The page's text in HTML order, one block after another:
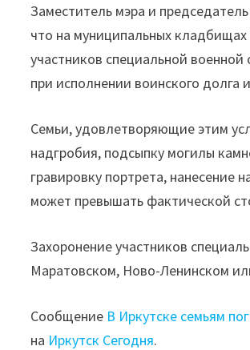
похороны"
Заместитель мэра и
что на муниципальных
участников специальной
при исполнении воинского долга
Семьи, удовлетворяющие этим
надгробия, подсыпку могилы
гравировку портрета, нанесение
может превышать фактической
Захоронение участников
Маратовском, Ново-Ленинском
Сообщение В Иркутске семьям
на Иркутск Сегодня.